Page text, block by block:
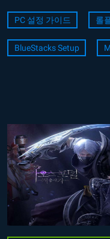
PC 설정 가이드 롤
BlueStacks Setup